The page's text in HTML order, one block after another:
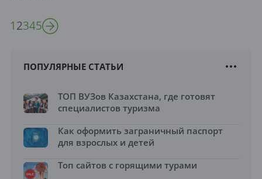
12345
ПОПУЛЯРНЫЕ СТАТЬИ
ТОП ВУЗов Казахстана, где готовят
специалистов туризма
Как оформить заграничный паспорт
для взрослых и детей
Топ сайтов с горящими турами